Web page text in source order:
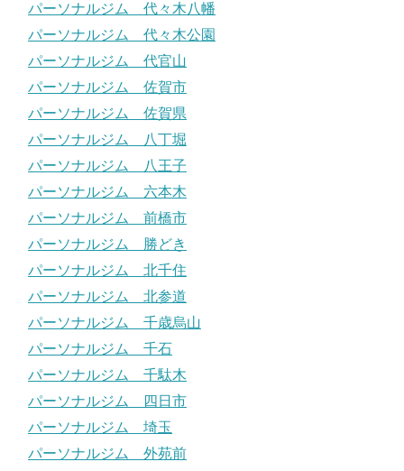
パーソナルジム 代々木八幡
パーソナルジム 代々木公園
パーソナルジム 代官山
パーソナルジム 佐賀市
パーソナルジム 佐賀県
パーソナルジム 八丁堀
パーソナルジム 八王子
パーソナルジム 六本木
パーソナルジム 前橋市
パーソナルジム 勝どき
パーソナルジム 北千住
パーソナルジム 北参道
パーソナルジム 千歳烏山
パーソナルジム 千石
パーソナルジム 千駄木
パーソナルジム 四日市
パーソナルジム 埼玉
パーソナルジム 外苑前